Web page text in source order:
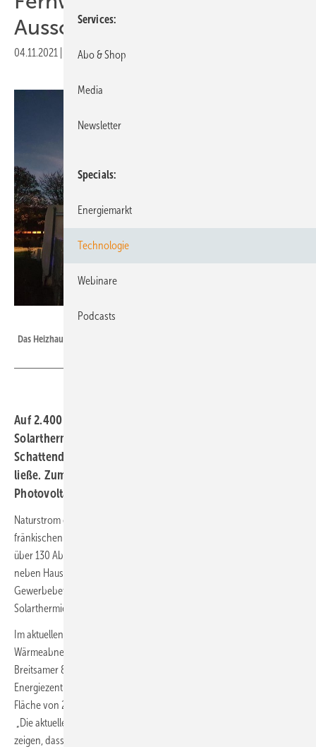
Ausschreibung?
04.11.2021 Druckvorschau
Das Heizhaus des ersten Bauabschnitts von Naturstrom in Bayern.
Auf 2.400 m
Solarthermieanlage, aber Solarwärme führt ein
Schattendasein. Der BSW erklärt, wie sich das ändern
ließe. Zum Beispiel mit Auktionen, wie sie die
Photovoltaik längst kennt.
Naturstrom erweitert sein bislang größtes Nahwärmeprojekt im
fränkischen Markt Erlbach. Der Öko-Energieversorger beliefert künftig
über 130 Abnehmer mit nachhaltiger und vor Ort erzeugter Wärme –
neben Haushalten auch kommunale Gebäude und einen großen
Gewerbebetrieb. Auf 2.400 m
Solarthermieanlage.
Im aktuellen zweiten Bauabschnitt schließt Naturstrom über 70 neue
Wärmeabnehmer an, darunter als größten Kunden den Honigabfüller
Breitsamer & Ulrich. Das Unternehmen stellt die Grundstücke für eine
Energiezentrale und Bayerns größte Solarthermieanlage mit einer
Fläche von 2.400 m
„Die aktuellen Turbulenzen auf den europäischen Energiemärkten
zeigen, dass wir uns in Deutschland unbedingt unabhängiger machen
Services
Abo & Shop
Media
Newsletter
Specials
Energiemarkt
Technologie
Webinare
Podcasts